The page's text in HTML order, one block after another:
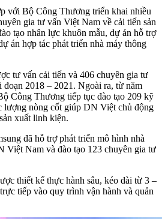
với Bộ Công Thương triển khai nhiều
gia tư vấn Việt Nam về cải tiến sản
tạo nhân lực khuôn mẫu, dự án hỗ trợ
án hợp tác phát triển nhà máy thông
tư vấn cải tiến và 406 chuyên gia tư
đoạn 2018 – 2021. Ngoài ra, từ năm
Công Thương tiếp tục đào tạo 209 kỹ
lượng nòng cốt giúp DN Việt chủ động
xuất linh kiện.
đã hỗ trợ phát triển mô hình nhà
Việt Nam và đào tạo 123 chuyên gia tư
thiết kế thực hành sâu, kéo dài từ 3 –
tiếp vào quy trình vận hành và quản